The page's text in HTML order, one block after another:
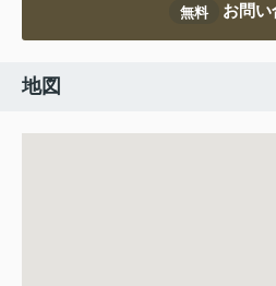
無料 お問い
地図